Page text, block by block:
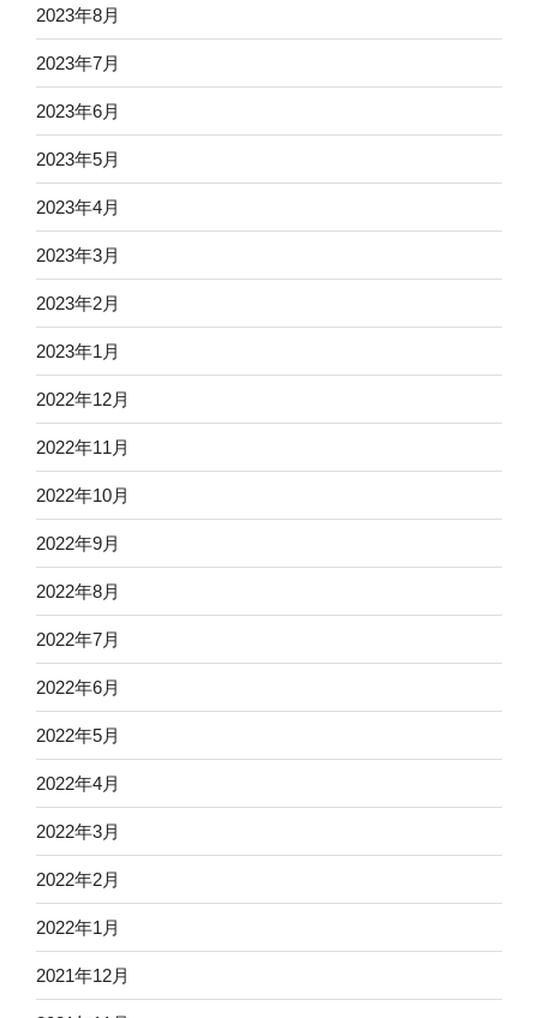
2023年8月
2023年7月
2023年6月
2023年5月
2023年4月
2023年3月
2023年2月
2023年1月
2022年12月
2022年11月
2022年10月
2022年9月
2022年8月
2022年7月
2022年6月
2022年5月
2022年4月
2022年3月
2022年2月
2022年1月
2021年12月